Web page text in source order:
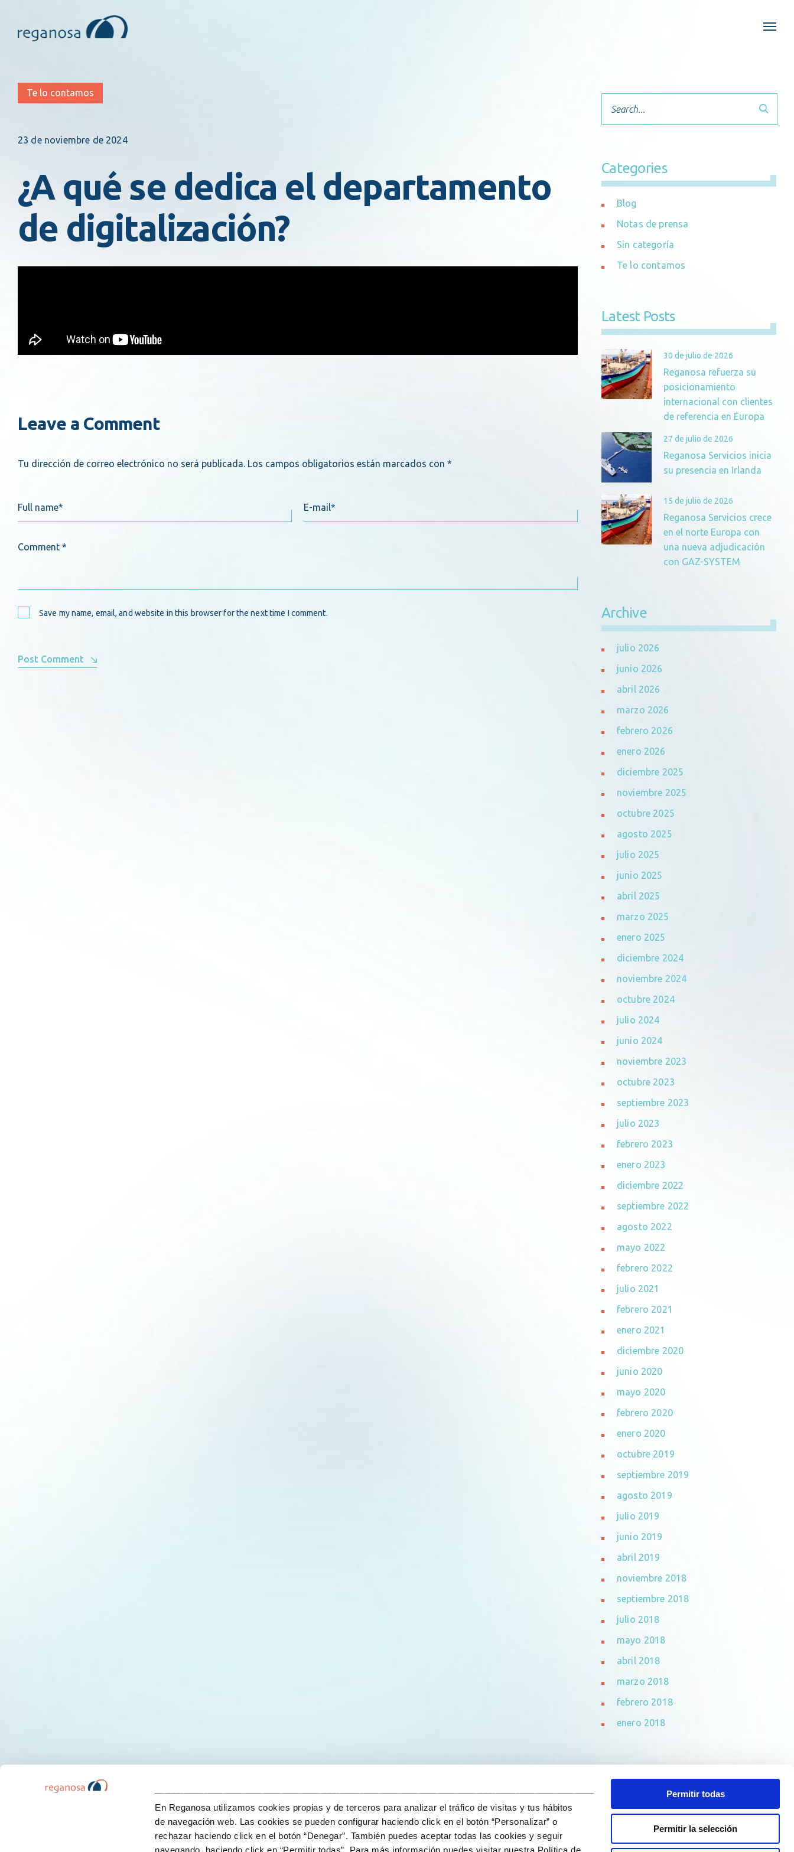
___________________________________________________________________________________________________________
En Reganosa utilizamos cookies propias y de terceros para analizar el tráfico de visitas y tus hábitos
de navegación web. Las cookies se pueden configurar haciendo click en el botón “Personalizar” o
rechazar haciendo click en el botón “Denegar”. También puedes aceptar todas las cookies y seguir
Permitir todas
Permitir la selección
Te lo contamos
23 de noviembre de 2024
¿A qué se dedica el departamento
de digitalización?
Leave a Comment
Tu dirección de correo electrónico no será publicada. Los campos obligatorios están marcados con *
Full name* E-mail*
Comment *
Save my name, email, and website in this browser for the next time I comment.
Post Comment
Categories
Blog
Notas de prensa
Sin categoría
Te lo contamos
Latest Posts
Reganosa refuerza su
posicionamiento
internacional con clientes
de referencia en Europa
30 de julio de 2026
Reganosa Servicios inicia
su presencia en Irlanda
27 de julio de 2026
Reganosa Servicios crece
en el norte Europa con
una nueva adjudicación
con GAZ-SYSTEM
15 de julio de 2026
Archive
julio 2026
junio 2026
abril 2026
marzo 2026
febrero 2026
enero 2026
diciembre 2025
noviembre 2025
octubre 2025
agosto 2025
julio 2025
junio 2025
abril 2025
marzo 2025
enero 2025
diciembre 2024
noviembre 2024
octubre 2024
julio 2024
junio 2024
noviembre 2023
octubre 2023
septiembre 2023
julio 2023
febrero 2023
enero 2023
diciembre 2022
septiembre 2022
agosto 2022
mayo 2022
febrero 2022
julio 2021
febrero 2021
enero 2021
diciembre 2020
junio 2020
mayo 2020
febrero 2020
enero 2020
octubre 2019
septiembre 2019
agosto 2019
julio 2019
junio 2019
abril 2019
noviembre 2018
septiembre 2018
julio 2018
mayo 2018
abril 2018
marzo 2018
febrero 2018
enero 2018